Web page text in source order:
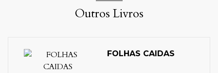
Outros Livros
FOLHAS CAIDAS